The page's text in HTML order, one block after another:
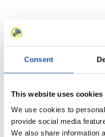
Consent
This website uses cookies
We use cookies to
provide social media
We also share information
News
AllgemeinKunstbahn
Rennkalender
Kunstbahn RodelnAlpin Rodeln
Ergebnisse